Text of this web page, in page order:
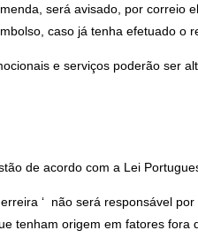
será avisado, por correio
caso já tenha efetuado o
e serviços poderão ser
de acordo com a Lei
‘ não será responsável
tenham origem em fatores